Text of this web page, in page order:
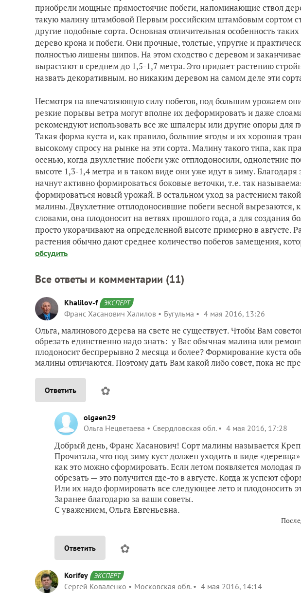
приобрели мощные прямостоячие побеги, напоминающие ствол
такую малину штамбовой Первым российским штамбовым сортом
другие подобные сорта. Основная отличительная особенность
дерево крона и побеги. Они прочные, толстые, упругие и
полностью лишены шипов. На этом сходство с деревом и
вырастают в среднем до 1,5-1,7 метра. Это придает растению
назвать декоративным. но никаким деревом на самом деле эти
Несмотря на впечатляющую силу побегов, под большим урожаем
резкие порывы ветра могут вполне их деформировать и даже
рекомендуют использовать все же шпалеры или другие опоры для
Такая форма куста и, как правило, большие ягоды и их хорошая
высокому спросу на рынке на эти сорта. Малину такого типа, как
осенью, когда двухлетние побеги уже отплодоносили, однолетние
высоте 1,3-1,4 метра и в таком виде они уже идут в зиму.
начнут активно формироваться боковые веточки, т.е. так
формироваться новый урожай. В остальном уход за растением
малины. Двухлетние отплодоносившие побеги весной
словами, она плодоносит на ветвях прошлого года, а для создания
просто укорачивают на определенной высоте примерно в августе.
растения обычно дают среднее количество побегов замещения,
обсудить
Все ответы и комментарии (11)
Khalilov-f ЭКСПЕРТ
Франс Хасанович Халилов Бугульма 4 мая 2016, 13:26
Ольга, малинового дерева на свете не существует. Чтобы Вам
обрезать единственно надо знать: у Вас обычная малина или
плодоносит беспрерывно 2 месяца и более? Формирование куста
малины отличаются. Поэтому дать Вам какой либо совет, пока не
Ответить ✿
olgaen29
Ольга Нецветаева
Свердловская обл. 4 мая 2016, 17:28
Добрый день, Франс Хасанович! Сорт малины называется
Прочитала, что под зиму куст должен уходить в виде
как это можно сформировать. Если летом появляется молодая
обрезать — это получится где-то в августе. Когда ж успеют
Или их надо формировать все следующее лето и плодоносить
Заранее благодарю за ваши советы.
С уважением, Ольга Евгеньевна.
Ответить ✿
Korifey ЭКСПЕРТ
Сергей Коваленко Московская обл. 4 мая 2016, 14:14